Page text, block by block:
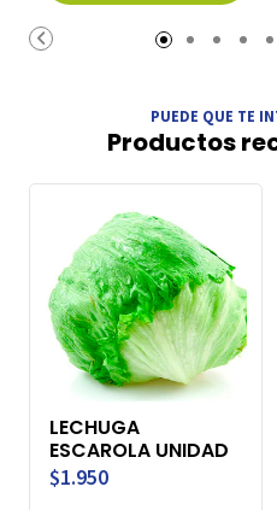
Carro
PUEDE QUE TE
Productos
LECHUGA
ESCAROLA UNIDAD
$1.950